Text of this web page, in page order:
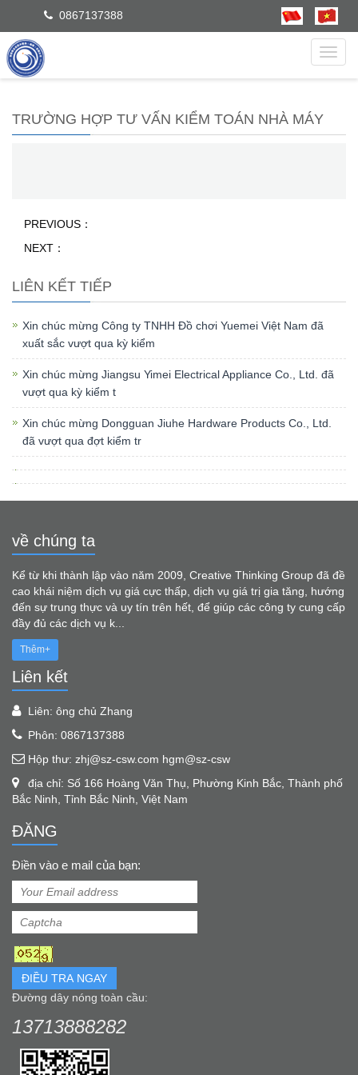
0867137388
dẫn
TRƯỜNG HỢP TƯ VẤN KIỂM TOÁN NHÀ MÁY
PREVIOUS：
NEXT：
LIÊN KẾT TIẾP
Xin chúc mừng Công ty TNHH Đồ chơi Yuemei Việt Nam đã
xuất sắc vượt qua kỳ kiểm
Xin chúc mừng Jiangsu Yimei Electrical Appliance Co., Ltd. đã
vượt qua kỳ kiểm t
Xin chúc mừng Dongguan Jiuhe Hardware Products Co., Ltd.
đã vượt qua đợt kiểm tr
về chúng ta
Kể từ khi thành lập vào năm 2009, Creative Thinking Group đã đề
cao khái niệm dịch vụ giá cực thấp, dịch vụ giá trị gia tăng, hướng
đến sự trung thực và uy tín trên hết, để giúp các công ty cung cấp
đầy đủ các dịch vụ k...
Thêm+
Liên kết
Liên: ông chủ Zhang
Phôn: 0867137388
Hộp thư: zhj@sz-csw.com hgm@sz-csw
địa chỉ: Số 166 Hoàng Văn Thụ, Phường Kinh Bắc, Thành phố
Bắc Ninh, Tỉnh Bắc Ninh, Việt Nam
ĐĂNG
Điền vào e mail của bạn:
ĐIỀU TRA NGAY
Đường dây nóng toàn cầu:
13713888282